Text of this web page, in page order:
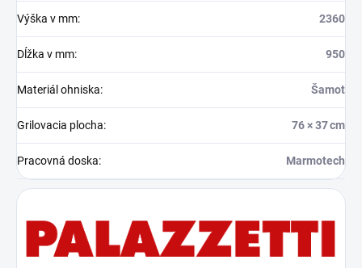
Výška v mm: 2360
Dĺžka v mm: 950
Materiál ohniska: Šamot
Grilovacia plocha: 76 × 37 cm
Pracovná doska: Marmotech